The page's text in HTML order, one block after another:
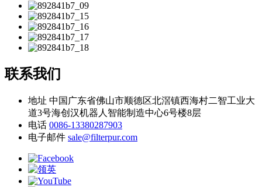
联系我们
地址 中国广东省佛山市顺德区北滘镇西海村二智工业大
道3号海创汉机器人智能制造中心6号楼8层
电话 0086-13380287903
电子邮件 sale@filterpur.com